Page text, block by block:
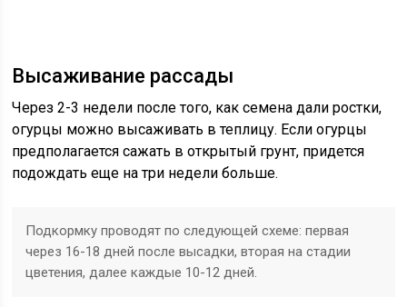
Высаживание рассады
Через 2-3 недели после того, как семена дали ростки,
огурцы можно высаживать в теплицу. Если огурцы
предполагается сажать в открытый грунт, придется
подождать еще на три недели больше.
Подкормку проводят по следующей схеме: первая
через 16-18 дней после высадки, вторая на стадии
цветения, далее каждые 10-12 дней.